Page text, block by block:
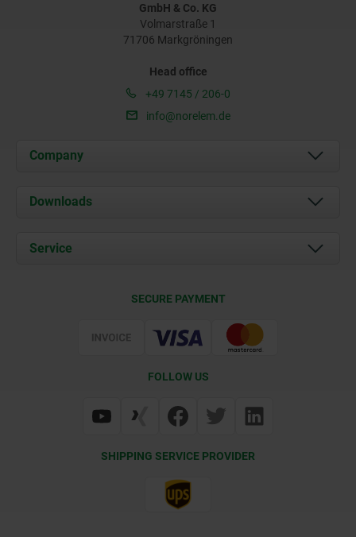
GmbH & Co. KG
Volmarstraße 1
71706 Markgröningen
Head office
+49 7145 / 206-0
info@norelem.de
Company
About us
Career
Downloads
Service
Web Support
SECURE PAYMENT
FOLLOW US
SHIPPING SERVICE PROVIDER